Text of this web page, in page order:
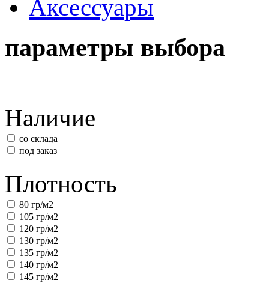
Аксессуары
параметры выбора
Наличие
со склада
под заказ
Плотность
80 гр/м2
105 гр/м2
120 гр/м2
130 гр/м2
135 гр/м2
140 гр/м2
145 гр/м2